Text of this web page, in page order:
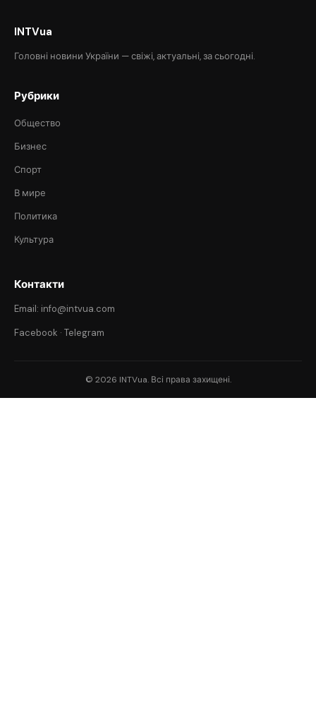
INTVua
Головні новини України — свіжі, актуальні, за сьогодні.
Рубрики
Общество
Бизнес
Спорт
В мире
Политика
Культура
Контакти
Email: info@intvua.com
Facebook · Telegram
© 2026 INTVua. Всі права захищені.